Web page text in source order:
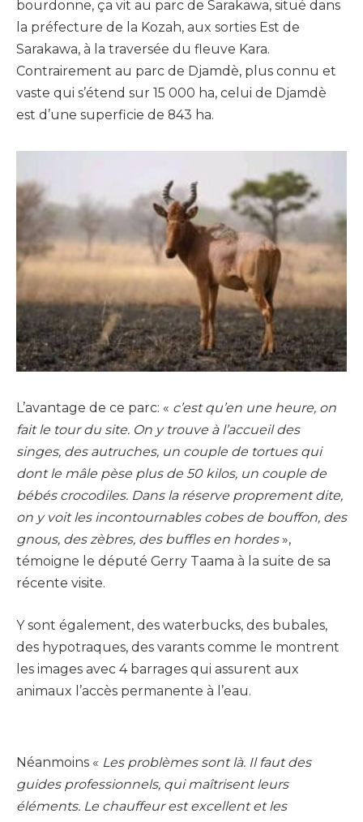
bourdonne, ça vit au parc de Sarakawa, situé dans
la préfecture de la Kozah, aux sorties Est de
Sarakawa, à la traversée du fleuve Kara.
Contrairement au parc de Djamdè, plus connu et
vaste qui s’étend sur 15 000 ha, celui de Djamdè
est d’une superficie de 843 ha.
L’avantage de ce parc: « c’est qu’en une heure, on
fait le tour du site. On y trouve à l’accueil des
singes, des autruches, un couple de tortues qui
dont le mâle pèse plus de 50 kilos, un couple de
bébés crocodiles. Dans la réserve proprement dite,
on y voit les incontournables cobes de bouffon, des
gnous, des zèbres, des buffles en hordes»,
témoigne le député Gerry Taama à la suite de sa
récente visite.
Y sont également, des waterbucks, des bubales,
des hypotraques, des varants comme le montrent
les images avec 4 barrages qui assurent aux
animaux l’accès permanente à l’eau.
Néanmoins « Les problèmes sont là. Il faut des
guides professionnels, qui maîtrisent leurs
éléments. Le chauffeur est excellent et les